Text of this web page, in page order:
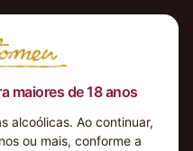
maiores de 18 anos
alcoólicas. Ao continuar,
ou mais, conforme a
Torrontés